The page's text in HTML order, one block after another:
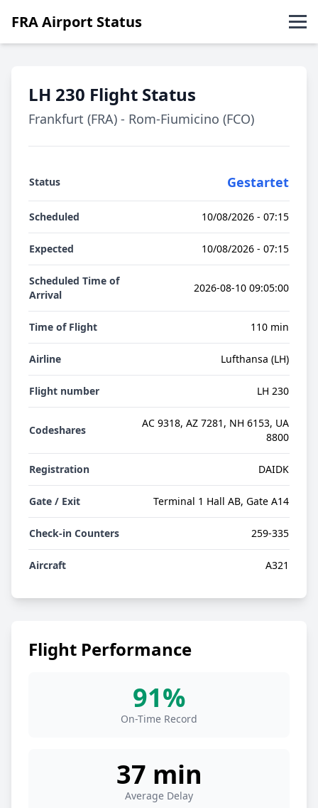
FRA Airport Status
Ankünfte
LH 230 Flight Status
Frankfurt (FRA) - Rom-Fiumicino (FCO)
Status Gestartet
Scheduled 10/08/2026 - 07:15
Expected 10/08/2026 - 07:15
Scheduled Time of
Arrival
2026-08-10 09:05:00
Time of Flight 110 min
Airline Lufthansa (LH)
Flight number LH 230
Codeshares
AC 9318, AZ 7281, NH 6153, UA
8800
Registration DAIDK
Gate / Exit Terminal 1 Hall AB, Gate A14
Check-in Counters 259-335
Aircraft A321
Flight Performance
91%
On-Time Record
37 min
Average Delay